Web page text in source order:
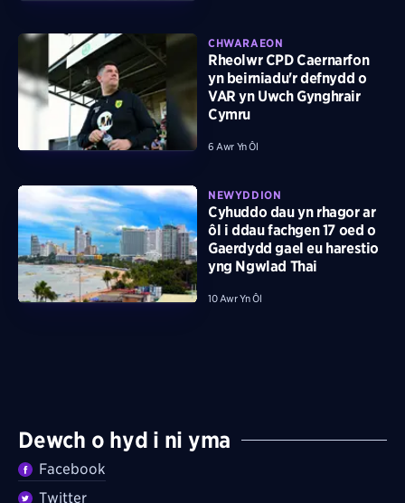
CHWARAEON
Rheolwr CPD Caernarfon
yn beirniadu'r defnydd o
VAR yn Uwch Gynghrair
Cymru
6 Awr Yn Ôl
NEWYDDION
Cyhuddo dau yn rhagor ar
ôl i ddau fachgen 17 oed o
Gaerdydd gael eu harestio
yng Ngwlad Thai
10 Awr Yn Ôl
Dewch o hyd i ni yma
Facebook
Twitter